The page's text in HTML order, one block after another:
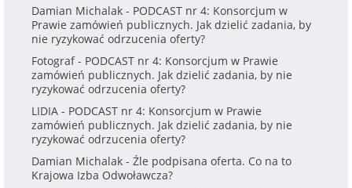
Damian Michalak - PODCAST nr 4: Konsorcjum w
Prawie zamówień publicznych. Jak dzielić zadania, by
nie ryzykować odrzucenia oferty?
Fotograf- PODCAST nr 4: Konsorcjum w Prawie
zamówień publicznych. Jak dzielić zadania, by nie
ryzykować odrzucenia oferty?
LIDIA - PODCAST nr 4: Konsorcjum w Prawie
zamówień publicznych. Jak dzielić zadania, by nie
ryzykować odrzucenia oferty?
Damian Michalak - Źle podpisana oferta. Co na to
Krajowa Izba Odwoławcza?